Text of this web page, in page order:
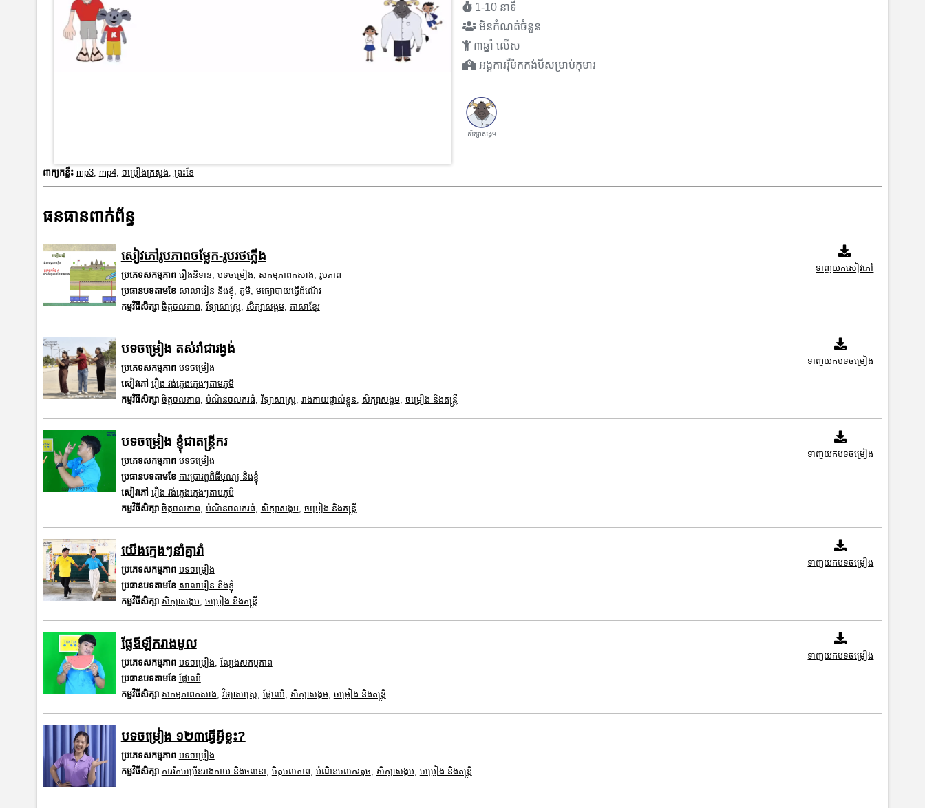
1-10 នាទី
មិនកំណត់ចំនួន
៣ឆ្នាំ លើស
អង្គការរុឺម៉កកង់បីសម្រាប់កុមារ
សិក្សាសង្គម
ពាក្យកន្លឹះ mp3, mp4, ចម្រៀងក្រសួង ព្រះខែ
ធនធានពាក់ព័ន្ធ
សៀវភៅរូបភាពចម្លែក-រូបរថភ្លើង
ប្រភេទសកម្មភាព រឿងនិទាន បទចម្រៀង សកម្មភាពកសាង រូបភាព
ប្រធានបទតាមខែ សាលារៀន និងខ្ញុំ ភូមិ, មធ្យោបាយធ្វើដំណើរ
កម្មវិធីសិក្សា ចិត្តចលភាព វិទ្យាសាស្រ្ត សិក្សាសង្គម, ភាសាខ្មែរ
ទាញយកសៀវភៅ
បទចម្រៀង តស់រាំជារង្វង់
ប្រភេទសកម្មភាព បទចម្រៀង
សៀវភៅ រឿង វង់ភ្លេងក្មេងៗតាមភូមិ
កម្មវិធីសិក្សា ចិត្តចលភាព បំណិនចលករធំ វិទ្យាសាស្រ្ត រាងកាយផ្ទាល់ខ្លួន សិក្សាសង្គម, ចម្រៀង និងតន្ត្រី
ទាញយកបទចម្រៀង
បទចម្រៀង​ ខ្ញុំជាតន្រ្តីករ
ប្រភេទសកម្មភាព បទចម្រៀង
ប្រធានបទតាមខែ ការប្រារព្ធពិធីបុណ្យ និងខ្ញុំ
សៀវភៅ រឿង វង់ភ្លេងក្មេងៗតាមភូមិ
កម្មវិធីសិក្សា ចិត្តចលភាព បំណិនចលករធំ សិក្សាសង្គម, ចម្រៀង និងតន្ត្រី
ទាញយកបទចម្រៀង
យើងក្មេងៗនាំគ្នារាំ
ប្រភេទសកម្មភាព បទចម្រៀង
ប្រធានបទតាមខែ សាលារៀន និងខ្ញុំ
កម្មវិធីសិក្សា សិក្សាសង្គម, ចម្រៀង និងតន្ត្រី
ទាញយកបទចម្រៀង
ផ្លែឪឡឹករាងមូល
ប្រភេទសកម្មភាព បទចម្រៀង ល្បែងសកម្មភាព
ប្រធានបទតាមខែ ផ្លែឈើ
កម្មវិធីសិក្សា សកម្មភាពកសាង វិទ្យាសាស្រ្ត ផ្លែឈើ សិក្សាសង្គម, ចម្រៀង និងតន្ត្រី
ទាញយកបទចម្រៀង
បទចម្រៀង ១២៣ធ្វើអ្វីខ្លះ?
ប្រភេទសកម្មភាព បទចម្រៀង
កម្មវិធីសិក្សា ការរីកចម្រើនរាងកាយ និងចលនា ចិត្តចលភាព បំណិនចលករតូច សិក្សាសង្គម, ចម្រៀង និងតន្ត្រី